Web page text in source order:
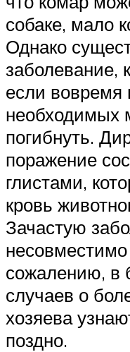
собаке, мало
Однако
заболевание,
если вовремя
необходимых
погибнуть.
поражение
глистами,
кровь
Зачастую
сожалению, в
случаев о
хозяева
поздно.